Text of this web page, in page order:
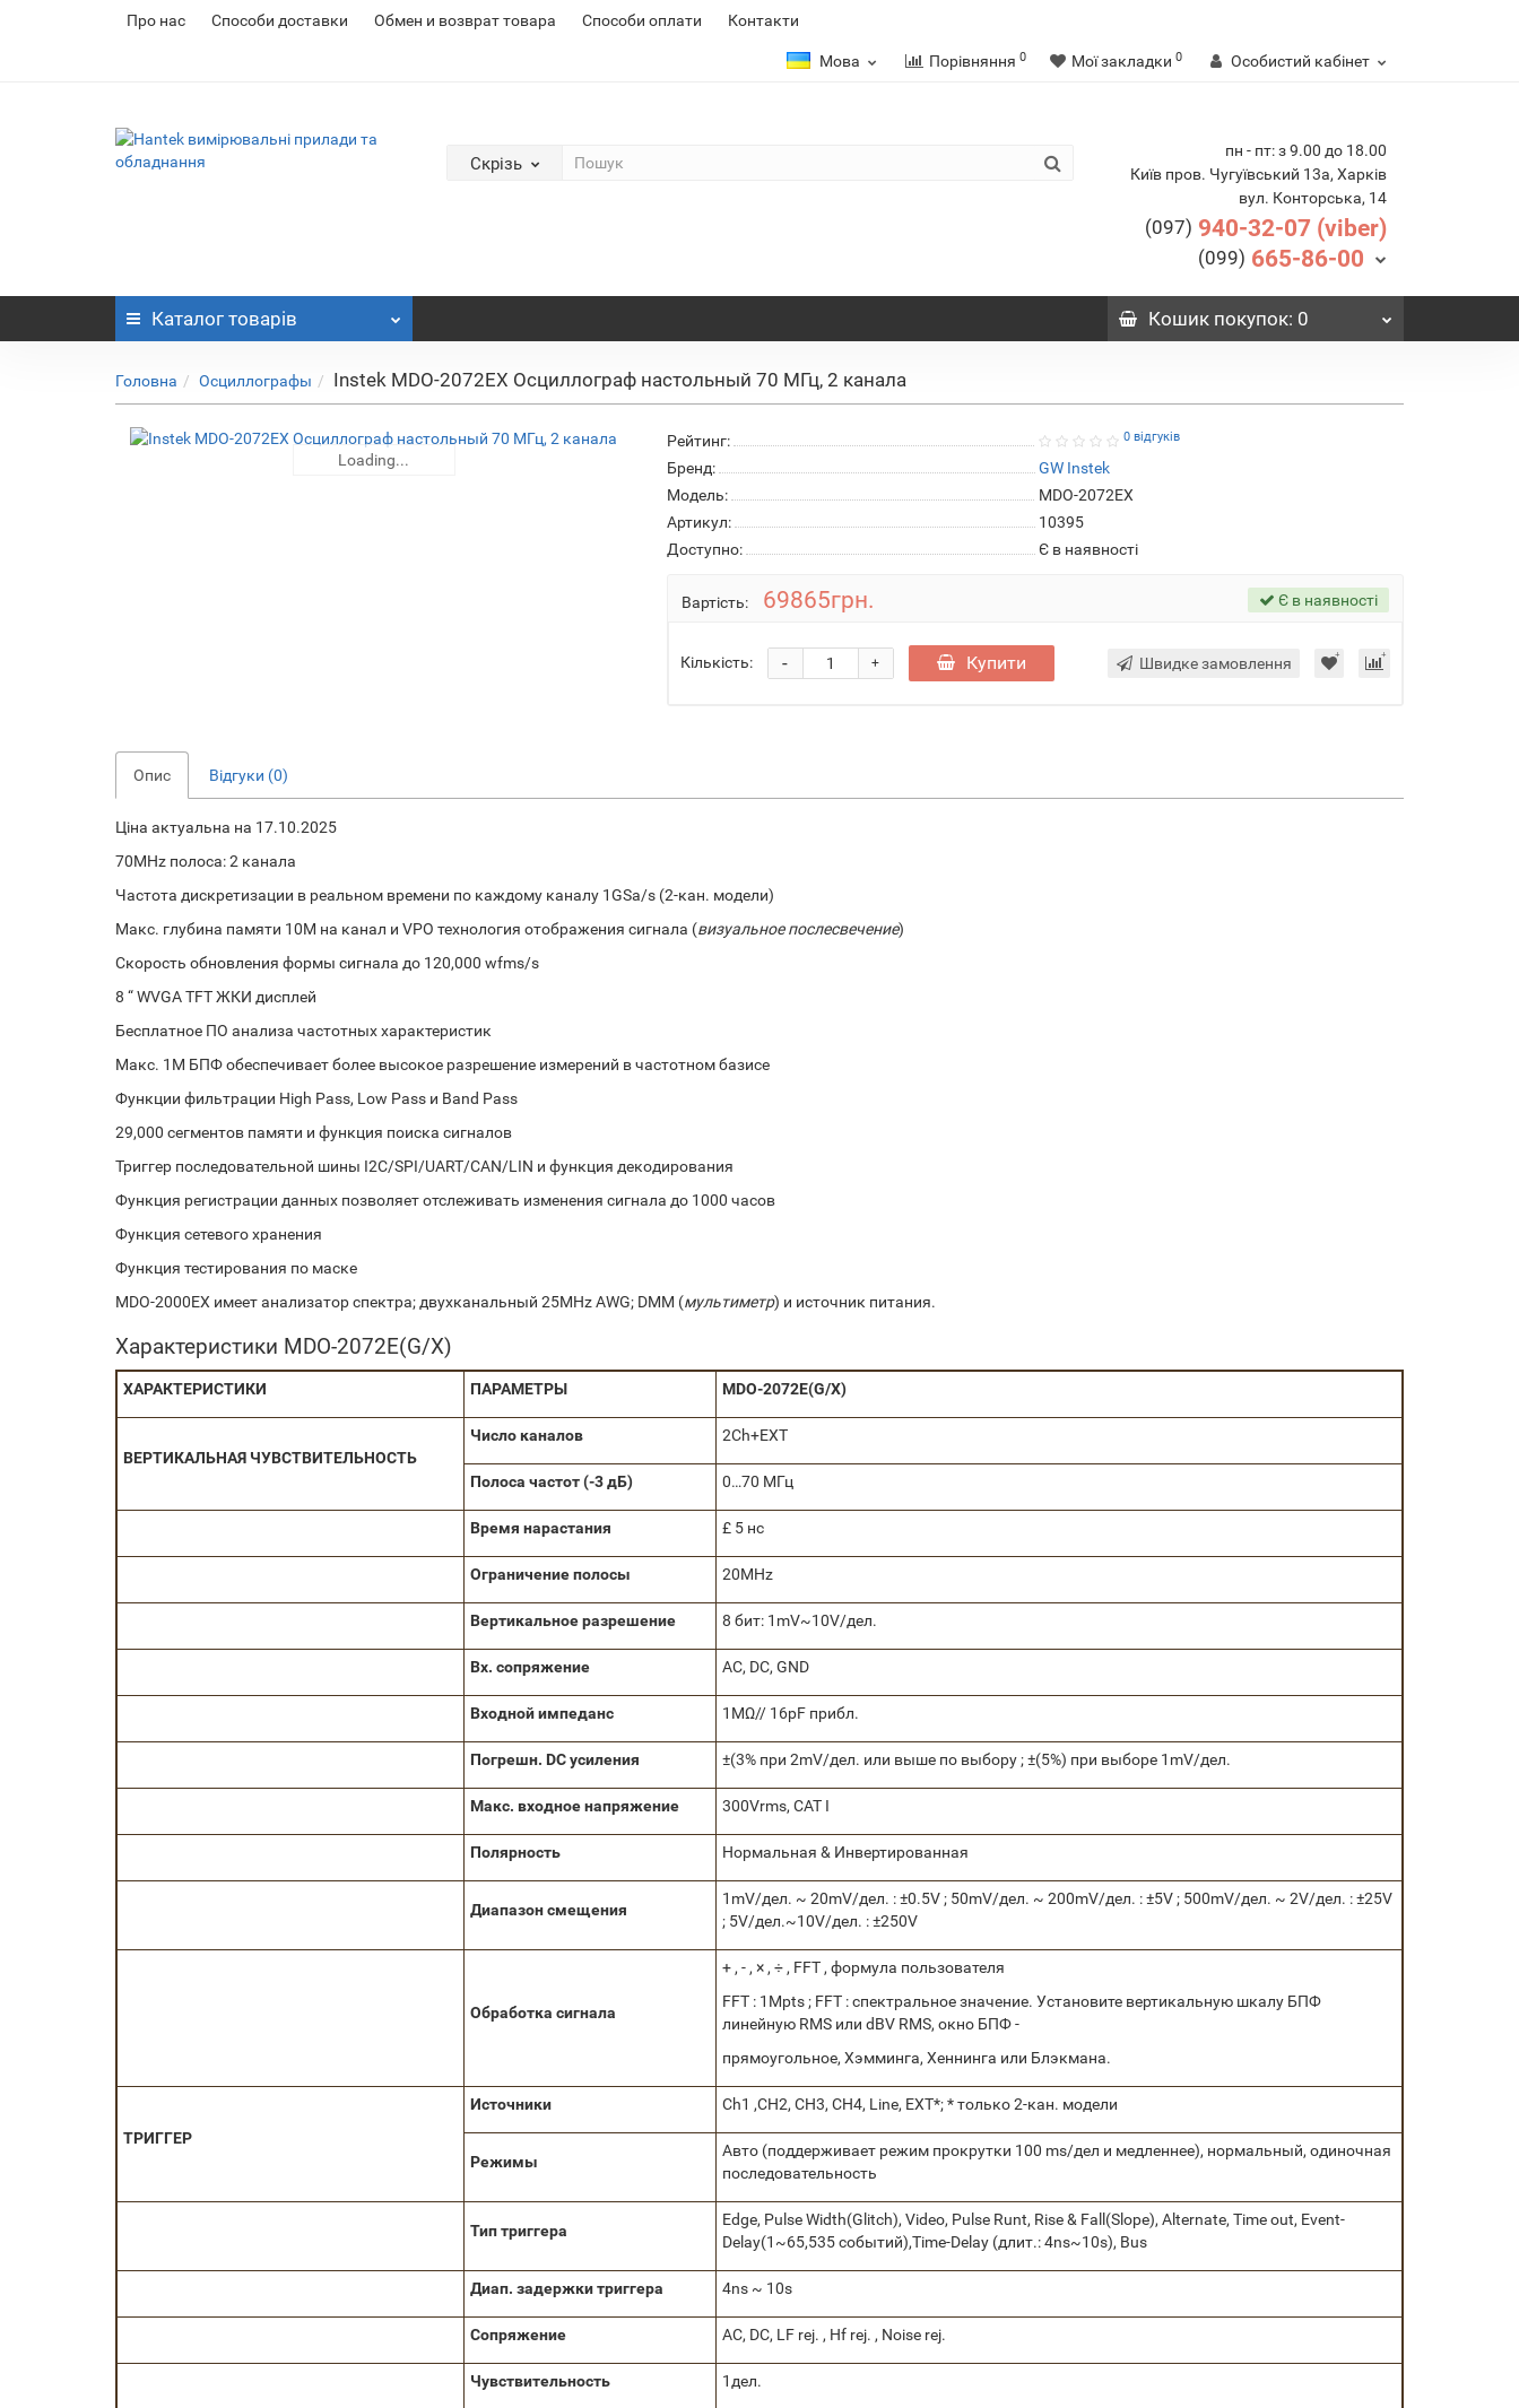
Про нас Cпособи доставки Обмен и возврат товара Способи оплати Контакти
Мова Порівняння 0 Мої закладки 0 Особистий кабінет
Скрізь
пн - пт: з 9.00 до 18.00
Київ пров. Чугуївський 13а, Харків
вул. Конторська, 14
(097) 940-32-07 (viber)
(099) 665-86-00
Каталог товарів Кошикпокупок: 0
Головна Осциллографы Instek MDO-2072EX Осциллограф настольный 70 МГц, 2 канала
Loading...
Loading...
Рейтинг: 0 відгуків
Бренд:
GW Instek
Модель:
MDO-2072EX
Артикул:
10395
Доступно:
Є в наявності
Вартість: 69865грн. Є в наявності
Кількість: +
- Купити Швидке замовлення
Опис Відгуки (0)
Ціна актуальна на 17.10.2025
70MHz полоса: 2 канала
Частота дискретизации в реальном времени по каждому каналу 1GSa/s (2-кан. модели)
Макс. глубина памяти 10M на канал и VPO технология отображения сигнала (визуальное послесвечение)
Скорость обновления формы сигнала до 120,000 wfms/s
8 “ WVGA TFT ЖКИ дисплей
Бесплатное ПО анализа частотных характеристик
Макс. 1M БПФ обеспечивает более высокое разрешение измерений в частотном базисе
Функции фильтрации High Pass, Low Pass и Band Pass
29,000 сегментов памяти и функция поиска сигналов
Триггер последовательной шины I2C/SPI/UART/CAN/LIN и функция декодирования
Функция регистрации данных позволяет отслеживать изменения сигнала до 1000 часов
Функция сетевого хранения
Функция тестирования по маске
MDO-2000EX имеет анализатор спектра; двухканальный 25MHz AWG; DMM (мультиметр) и источник питания.
Характеристики MDO-2072E(G/X)
ХАРАКТЕРИСТИКИ ПАРАМЕТРЫ MDO-2072E(G/X)
ВЕРТИКАЛЬНАЯ ЧУВСТВИТЕЛЬНОСТЬ
Число каналов 2Ch+EXT
Полоса частот(-3 дБ) 0…70 МГц
Время нарастания £ 5 нс
Ограничение полосы 20MHz
Вертикальное разрешение 8 бит: 1mV~10V/дел.
Вх. сопряжение AC, DC, GND
Входной импеданс 1MΩ// 16pF прибл.
Погрешн. DC усиления ±(3% при 2mV/дел. или выше по выбору ; ±(5%) при выборе 1mV/дел.
Макс. входное напряжение 300Vrms, CAT I
Полярность Нормальная & Инвертированная
Диапазон смещения
1mV/дел. ~ 20mV/дел. : ±0.5V ; 50mV/дел. ~ 200mV/дел. : ±5V ; 500mV/дел. ~ 2V/дел. : ±25V
; 5V/дел.~10V/дел. : ±250V
Обработка сигнала
+ , - , × , ÷ , FFT , формула пользователя
FFT : 1Mpts ; FFT : спектральное значение. Установите вертикальную шкалу БПФ
линейную RMS или dBV RMS, окно БПФ -
прямоугольное, Хэмминга, Хеннинга или Блэкмана.
ТРИГГЕР
Источники Ch1 ,CH2, CH3, CH4, Line, EXT*; * только 2-кан. модели
Режимы
Авто (поддерживает режим прокрутки 100 ms/дел и медленнее), нормальный, одиночная
последовательность
Тип триггера
Edge, Pulse Width(Glitch), Video, Pulse Runt, Rise & Fall(Slope), Alternate, Time out, Event-
Delay(1~65,535 событий),Time-Delay (длит.: 4ns~10s), Bus
Диап. задержки триггера 4ns ~ 10s
Сопряжение AC, DC, LF rej. , Hf rej. , Noise rej.
Чувствительность 1дел.